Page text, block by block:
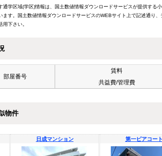
通学区域(学区)情報は、国土数値情報ダウンロードサービスが提供す
ます。国土数値情報ダウンロードサービスのWEBサイト上で記述通り
下さい。
部屋番号
賃料
共益費/管理費
物件
日成マンション 第一ピアコート